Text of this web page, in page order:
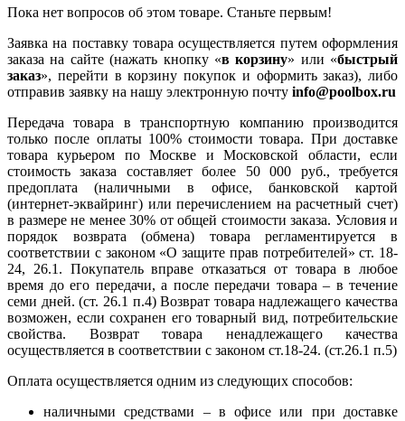
Пока нет вопросов об этом товаре. Станьте первым!
Заявка на поставку товара осуществляется путем оформления
заказа на сайте (нажать кнопку «в корзину» или «быстрый
заказ», перейти в корзину покупок и оформить заказ), либо
отправив заявку на нашу электронную почту info@poolbox.ru
Передача товара в транспортную компанию производится
только после оплаты 100% стоимости товара. При доставке
товара курьером по Москве и Московской области, если
стоимость заказа составляет более 50 000 руб., требуется
предоплата (наличными в офисе, банковской картой
(интернет-эквайринг) или перечислением на расчетный счет)
в размере не менее 30% от общей стоимости заказа. Условия и
порядок возврата (обмена) товара регламентируется в
соответствии с законом «О защите прав потребителей» ст. 18-
24, 26.1. Покупатель вправе отказаться от товара в любое
время до его передачи, а после передачи товара – в течение
семи дней. (ст. 26.1 п.4) Возврат товара надлежащего качества
возможен, если сохранен его товарный вид, потребительские
свойства. Возврат товара ненадлежащего качества
осуществляется в соответствии с законом ст.18-24. (ст.26.1 п.5)
Оплата осуществляется одним из следующих способов:
наличными средствами – в офисе или при доставке